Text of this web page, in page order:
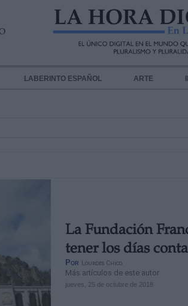
LABERINTO ESPAÑOL ARTE
La Fundación
tener los días
Por Lourdes Chico
Más artículos de este autor
jueves, 25 de octubre de 2018